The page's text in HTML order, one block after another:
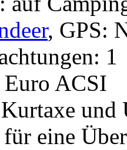
, GPS:
1
ACSI
für eine